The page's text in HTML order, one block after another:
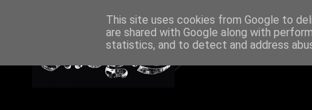
This site uses cookies from Google to
are shared with Google along with
statistics, and to detect and address